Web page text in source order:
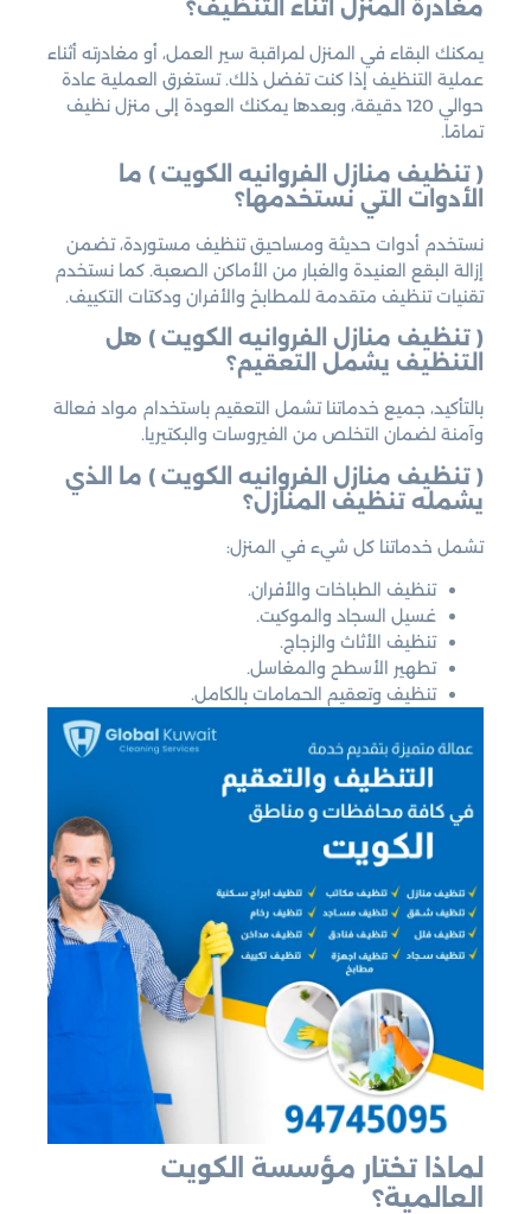
مغادرة المنزل أثناء التنظيف؟
يمكنك البقاء في المنزل لمراقبة سير العمل، أو مغادرته أثناء
عملية التنظيف إذا كنت تفضل ذلك. تستغرق العملية عادة
حوالي 120 دقيقة، وبعدها يمكنك العودة إلى منزل نظيف
تمامًا.
( تنظيف منازل الفروانيه الكويت ) ما
الأدوات التي نستخدمها؟
نستخدم أدوات حديثة ومساحيق تنظيف مستوردة، تضمن
إزالة البقع العنيدة والغبار من الأماكن الصعبة. كما نستخدم
تقنيات تنظيف متقدمة للمطابخ والأفران ودكتات التكييف.
( تنظيف منازل الفروانيه الكويت ) هل
التنظيف يشمل التعقيم؟
بالتأكيد، جميع خدماتنا تشمل التعقيم باستخدام مواد فعالة
وآمنة لضمان التخلص من الفيروسات والبكتيريا.
( تنظيف منازل الفروانيه الكويت ) ما الذي
يشمله تنظيف المنازل؟
تشمل خدماتنا كل شيء في المنزل:
تنظيف الطباخات والأفران.
غسيل السجاد والموكيت.
تنظيف الأثاث والزجاج.
تطهير الأسطح والمغاسل.
تنظيف وتعقيم الحمامات بالكامل.
لماذا تختار مؤسسة الكويت
العالمية؟